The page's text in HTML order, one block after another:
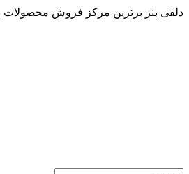
دلفی بنز برترین مرکز فروش محصولات